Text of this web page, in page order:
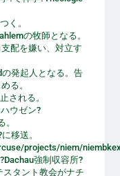
く。
の牧師となる。
配を嫌い、対立す
発起人となる。告
る。
される。
ウゼン?
移送。
projects/niem/
強制収容所?
ト教会がナチ